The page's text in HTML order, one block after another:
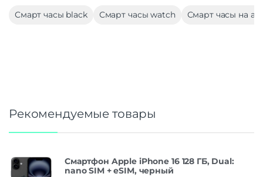
Смарт часы black Смарт часы watch Смарт часы на
Рекомендуемые товары
Смартфон Apple iPhone 16 128 ГБ, Dual:
nano SIM + eSIM, черный